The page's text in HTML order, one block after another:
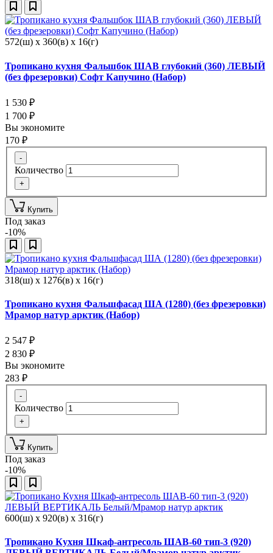
572(ш) x 360(в) x 16(г)
Тропикано кухня Фальшбок ШАВ глубокий (360) ЛЕВЫЙ
(без фрезеровки) Софт Капучино (Набор)
1 530 ₽
1 700 ₽
Вы экономите
170 ₽
-
Количество
+
Купить
Под заказ
-10%
318(ш) x 1276(в) x 16(г)
Тропикано кухня Фальшфасад ША (1280) (без фрезеровки)
Мрамор натур арктик (Набор)
2 547 ₽
2 830 ₽
Вы экономите
283 ₽
-
Количество
+
Купить
Под заказ
-10%
600(ш) x 920(в) x 316(г)
Тропикано Кухня Шкаф-антресоль ШАВ-60 тип-3 (920)